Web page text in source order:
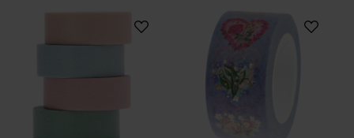
Paper Poetry Tape Set Glitter pastell 15mm 5m
Paper Poetry